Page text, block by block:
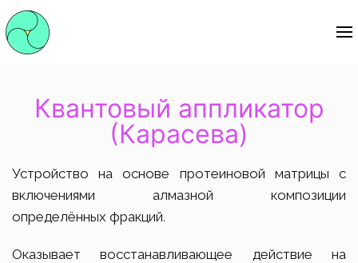
Квантовый аппликатор
(Карасева)
Устройство на основе протеиновой матрицы с
включениями алмазной композиции
определённых фракций.
Оказывает восстанавливающее действие на